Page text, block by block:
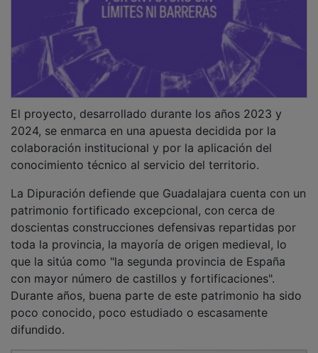
2024, se enmarca en una apuesta decidida por la
colaboración institucional y por la aplicación del
conocimiento técnico al servicio del territorio.
patrimonio fortificado excepcional, con cerca de
doscientas construcciones defensivas repartidas por
toda la provincia, la mayoría de origen medieval, lo
que la sitúa como "la segunda provincia de España
con mayor número de castillos y fortificaciones".
Durante años, buena parte de este patrimonio ha sido
poco conocido, poco estudiado o escasamente
difundido.